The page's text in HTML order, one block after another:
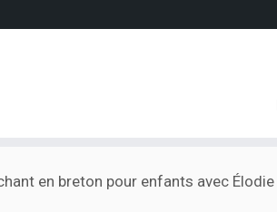
en breton pour enfants avec